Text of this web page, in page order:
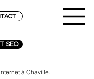
SEO
à Chaville.